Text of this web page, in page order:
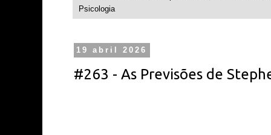
Psicologia
19 abril 2026
#263 - As Previsões de